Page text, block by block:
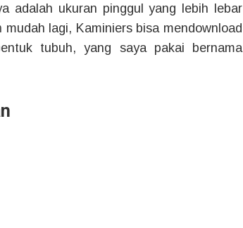
adalah ukuran pinggul yang lebih lebar
lagi, Kaminiers bisa mendownload
tubuh, yang saya pakai bernama